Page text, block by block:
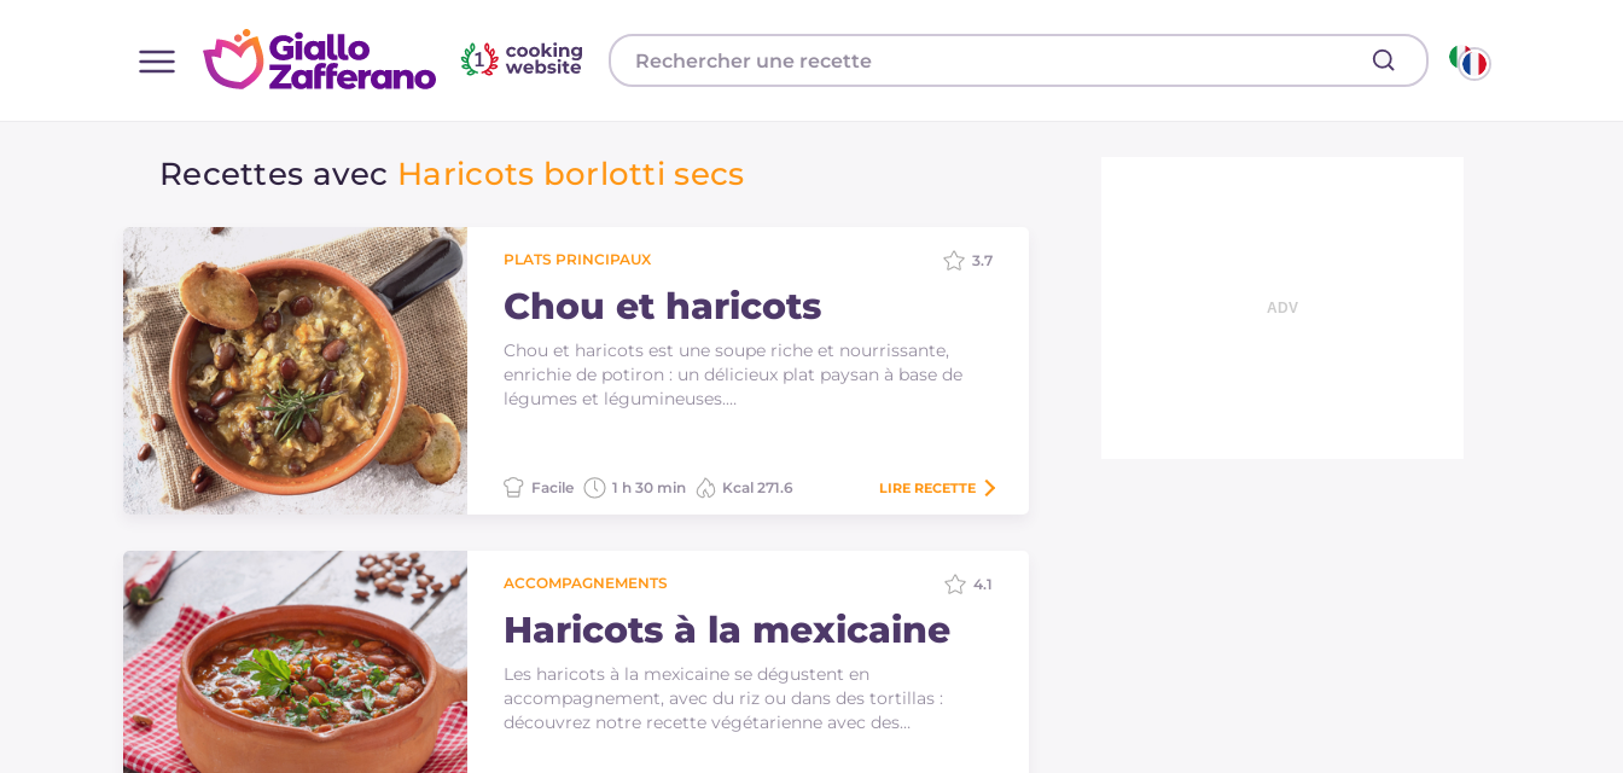
Toutes les recettes
Plats principaux
Boissons et rafraîchissements
Accompagnement
Pizzas et focaccia
Gateaux et patisserie
Dernieres recettes
IT Website
Recettes avec Haricots borlotti secs
PLATS PRINCIPAUX
Chou et haricots
Chou et haricots est une soupe riche et nourrissante,
enrichie de potiron : un délicieux plat paysan à base de
légumes et légumineuses.…
3.7
Facile 1 h 30 min Kcal 271.6 LIRE RECETTE
ACCOMPAGNEMENTS
Haricots à la mexicaine
Les haricots à la mexicaine se dégustent en
accompagnement, avec du riz ou dans des tortillas :
découvrez notre recette végétarienne avec des…
4.1